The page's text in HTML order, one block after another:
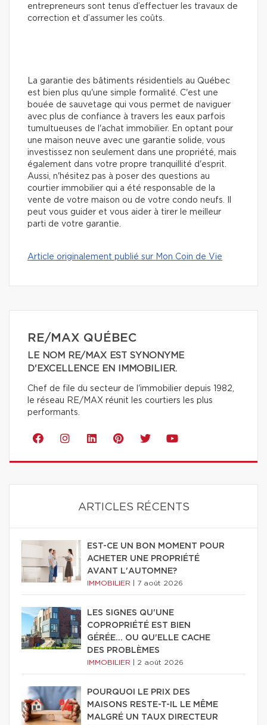
entrepreneurs sont tenus d’effectuer les travaux de
correction et d’assumer les coûts.
La garantie des bâtiments résidentiels au Québec
est bien plus qu'une simple formalité. C'est une
bouée de sauvetage qui vous permet de naviguer
avec plus de confiance à travers les eaux parfois
tumultueuses de l'achat immobilier. En optant pour
une maison neuve avec une garantie solide, vous
investissez non seulement dans une propriété, mais
également dans votre propre tranquillité d'esprit.
Aussi, n'hésitez pas à poser des questions au
courtier immobilier qui a été responsable de la
vente de votre maison ou de votre condo neufs. Il
peut vous guider et vous aider à tirer le meilleur
parti de votre garantie.
Article originalement publié sur Mon Coin de Vie
RE/MAX QUÉBEC
LE NOM RE/MAX EST SYNONYME
D'EXCELLENCE EN IMMOBILIER.
Chef de file du secteur de l'immobilier depuis 1982,
le réseau RE/MAX réunit les courtiers les plus
performants.
ARTICLES RÉCENTS
EST-CE UN BON MOMENT POUR
ACHETER UNE PROPRIÉTÉ
AVANT L'AUTOMNE?
IMMOBILIER 7 août 2026
LES SIGNES QU'UNE
COPROPRIÉTÉ EST BIEN
GÉRÉE… OU QU'ELLE CACHE
DES PROBLÈMES
IMMOBILIER 2 août 2026
POURQUOI LE PRIX DES
MAISONS RESTE-T-IL LE MÊME
MALGRÉ UN TAUX DIRECTEUR